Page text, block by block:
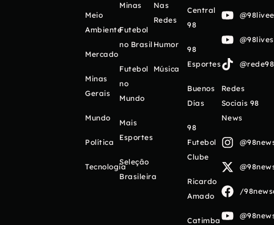
Meio
Ambiente
Mercado
Minas
Gerais
Mundo
Política
Tecnologia
Minas
Futebol
no Brasil
Futebol
no
Mundo
Mais
Esportes
Seleção
Brasileira
Nas
Redes
Humor
Música
Central
98
98
Esportes
Buenos
Días
98
Futebol
Clube
Ricardo
Amado
Catimba
Redes
Sociais 98
News
/